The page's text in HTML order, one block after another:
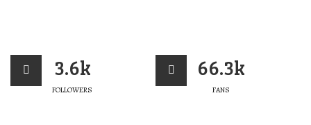
3.6k
FOLLOWERS
66.3k
FANS